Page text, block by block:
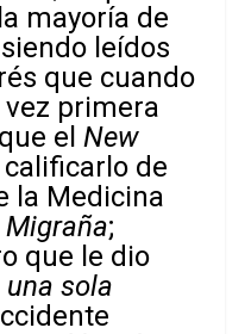
mayoría de
leídos
que cuando
primera
elNew
calificarlo de
la Medicina
Migraña;
que le dio
una sola